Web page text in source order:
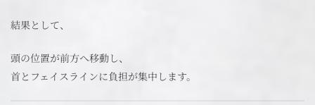
結果として、
頭の位置が前方へ移動し、
首とフェイスラインに負担が集中します。